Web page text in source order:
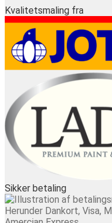
Kvalitetsmaling fra
Sikker betaling